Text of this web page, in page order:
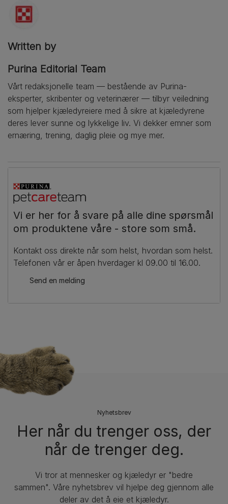
Written by
Purina Editorial Team
Vårt redaksjonelle team — bestående av Purina-
eksperter, skribenter og veterinærer — tilbyr veiledning
som hjelper kjæledyreiere med å sikre at kjæledyrene
deres lever sunne og lykkelige liv. Vi dekker emner som
ernæring, trening, daglig pleie og mye mer.
Vi er her for å svare på alle dine spørsmål
om produktene våre - store som små.​
Kontakt oss direkte når som helst, hvordan som helst.
Telefonen vår er åpen hverdager kl 09.00 til 16.00.
Send en melding
Nyhetsbrev
Her når du trenger oss, der
når de trenger deg.
Vi tror at mennesker og kjæledyr er "bedre
sammen". Våre nyhetsbrev vil hjelpe deg gjennom alle
deler av det å eie et kjæledyr.